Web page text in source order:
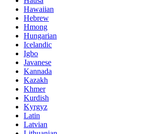
Hawaiian
Hebrew
Hmong
Hungarian
Icelandic
Igbo
Javanese
Kannada
Kazakh
Khmer
Kurdish
Kyrgyz
Latin
Latvian